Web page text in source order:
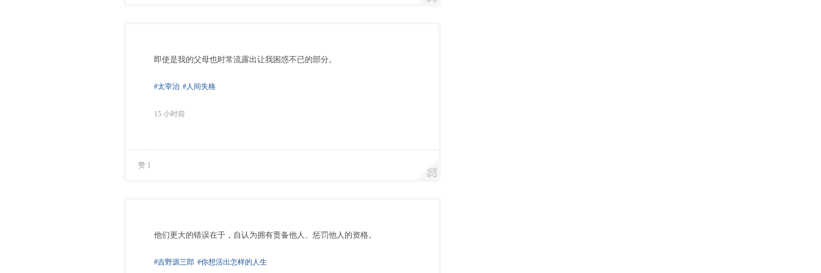
即使是我的父母也时常流露出让我困惑不已的部分。
#太宰治 #人间失格
15 小时前
赞 1
他们更大的错误在于，自认为拥有责备他人、惩罚他人的资格。
#吉野源三郎 #你想活出怎样的人生